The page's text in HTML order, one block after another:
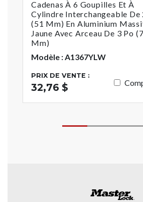
Cadenas À 6 Goupilles Et À
Cylindre Interchangeable De
(51 Mm) En Aluminium
Jaune Avec Arceau De 3 Po
Mm)
Modèle : A1367YLW
PRIX DE VENTE :
32,76 $